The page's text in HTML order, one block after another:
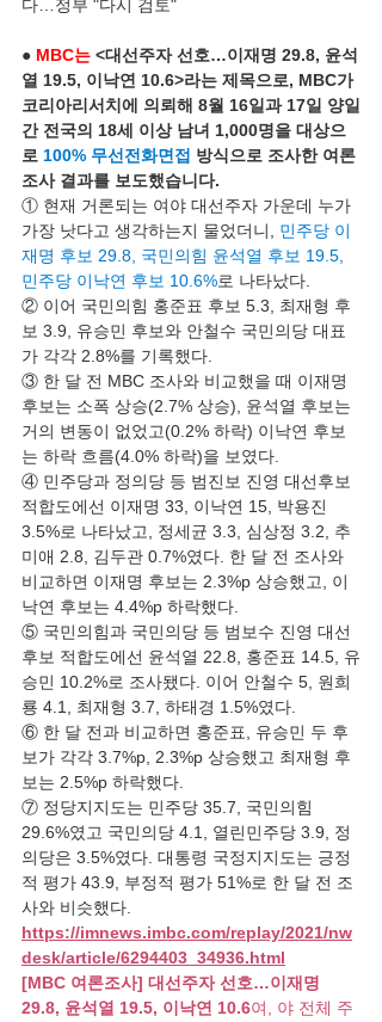
다…정부 "다시 검토"
● MBC는 <대선주자 선호…이재명 29.8, 윤석
열 19.5, 이낙연 10.6>라는 제목으로, MBC가
코리아리서치에 의뢰해 8월 16일과 17일 양일
간 전국의 18세 이상 남녀 1,000명을 대상으
로 100% 무선전화면접 방식으로 조사한 여론
조사 결과를 보도했습니다.
① 현재 거론되는 여야 대선주자 가운데 누가
가장 낫다고 생각하는지 물었더니, 민주당 이
재명 후보 29.8, 국민의힘 윤석열 후보 19.5,
민주당 이낙연 후보 10.6%로 나타났다.
② 이어 국민의힘 홍준표 후보 5.3, 최재형 후
보 3.9, 유승민 후보와 안철수 국민의당 대표
가 각각 2.8%를 기록했다.
③ 한 달 전 MBC 조사와 비교했을 때 이재명
후보는 소폭 상승(2.7% 상승), 윤석열 후보는
거의 변동이 없었고(0.2% 하락) 이낙연 후보
는 하락 흐름(4.0% 하락)을 보였다.
④ 민주당과 정의당 등 범진보 진영 대선후보
적합도에선 이재명 33, 이낙연 15, 박용진
3.5%로 나타났고, 정세균 3.3, 심상정 3.2, 추
미애 2.8, 김두관 0.7%였다. 한 달 전 조사와
비교하면 이재명 후보는 2.3%p 상승했고, 이
낙연 후보는 4.4%p 하락했다.
⑤ 국민의힘과 국민의당 등 범보수 진영 대선
후보 적합도에선 윤석열 22.8, 홍준표 14.5, 유
승민 10.2%로 조사됐다. 이어 안철수 5, 원희
룡 4.1, 최재형 3.7, 하태경 1.5%였다.
⑥ 한 달 전과 비교하면 홍준표, 유승민 두 후
보가 각각 3.7%p, 2.3%p 상승했고 최재형 후
보는 2.5%p 하락했다.
⑦ 정당지지도는 민주당 35.7, 국민의힘
29.6%였고 국민의당 4.1, 열린민주당 3.9, 정
의당은 3.5%였다. 대통령 국정지지도는 긍정
적 평가 43.9, 부정적 평가 51%로 한 달 전 조
사와 비슷했다.
https://imnews.imbc.com/replay/2021/nw
desk/article/6294403_34936.html
[MBC 여론조사] 대선주자 선호…이재명
29.8, 윤석열 19.5, 이낙연 10.6여, 야 전체 주